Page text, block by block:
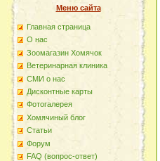
Меню сайта
Главная страница
О наc
Зоомагазин Хомячок
Ветеринарная клиника
СМИ о нас
Дисконтные карты
Фотогалерея
Хомячиный блог
Статьи
Форум
FAQ (вопрос-ответ)